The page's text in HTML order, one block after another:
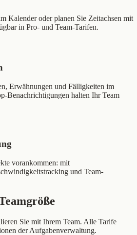
Kalender oder planen Sie Zeitachsen mit
in Pro- und Team-Tarifen.
Erwähnungen und Fälligkeiten im
Benachrichtigungen halten Ihr Team
vorankommen: mit
und Team-
Sie mit Ihrem Team. Alle Tarife
der Aufgabenverwaltung.